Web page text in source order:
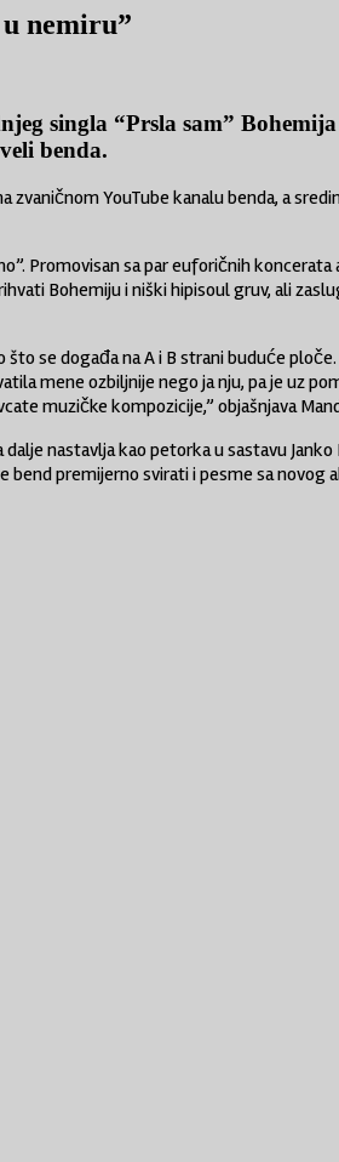
nemiru”
singla “Prsla sam”
benda.
YouTube kanalu benda, a
Promovisan sa par euforičnih
Bohemiju i niški hipisoul gruv, ali
se događa na A i B strani buduće
mene ozbiljnije nego ja nju, pa je uz
muzičke kompozicije,” objašnjava
nastavlja kao petorka u sastavu
bend premijerno svirati i pesme sa